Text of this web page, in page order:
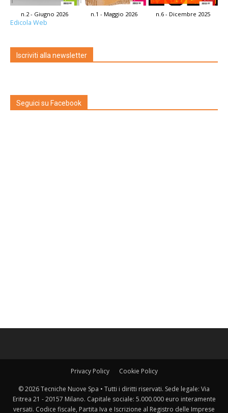
n.2 - Giugno 2026 n.1 - Maggio 2026 n.6 - Dicembre 2025
Edicola Web
Iscriviti alla newsletter
Seguici su Facebook
Privacy Policy Cookie Policy
© 2026 Tecniche Nuove Spa • Tutti i diritti riservati. Sede legale: Via
Eritrea 21 - 20157 Milano. Capitale sociale: 5.000.000 euro interamente
versati. Codice fiscale, Partita Iva e Iscrizione al Registro delle Imprese